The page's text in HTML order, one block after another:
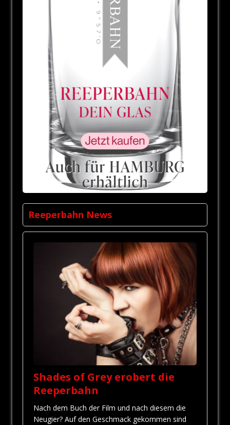
Reeperbahn News
Shades of Grey erobert die
Reeperbahn
Nach dem Buch der Film und nach diesem die
Neugier? Auf den Geschmack gekommen sind